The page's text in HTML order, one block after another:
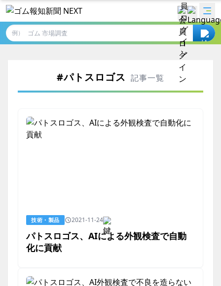
例）
#パトスロゴス 記事一覧
技術・製品 2021-11-24
パトスロゴス、AIによる外観検査で自動
化に貢献